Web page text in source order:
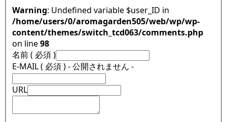
Warning : Undefined variable $user_ID in
/home/users/0/aromagarden505/web/wp/wp-
content/themes/switch_tcd063/comments.php
on line98
名前 ( 必須 )
E-MAIL ( 必須 ) - 公開されません -
URL